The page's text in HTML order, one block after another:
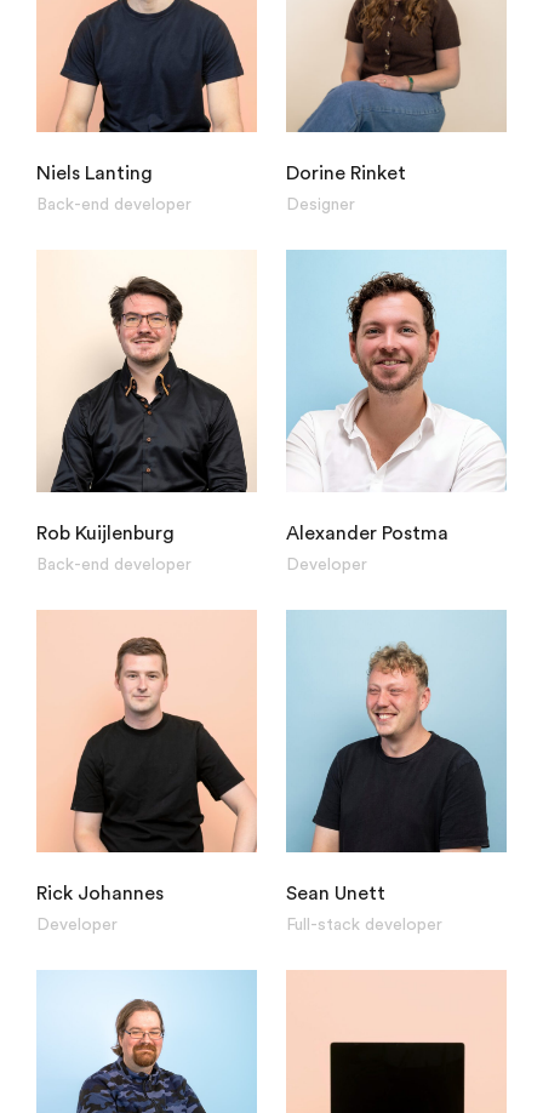
Niels Lanting
Back-end developer
Dorine Rinket
Designer
Rob Kuijlenburg
Back-end developer
Alexander Postma
Developer
Rick Johannes
Developer
Sean Unett
Full-stack developer